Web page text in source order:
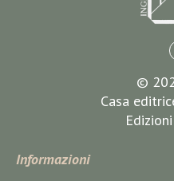
©
Casa
Informazioni